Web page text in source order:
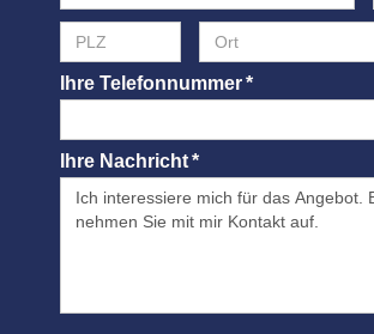
Ihre Telefonnummer *
Ihre Nachricht *